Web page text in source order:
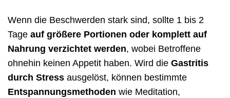
Wenn die Beschwerden stark sind, sollte 1 bis 2
Tage auf größere Portionen oder komplett auf
Nahrung verzichtet werden, wobei Betroffene
ohnehin keinen Appetit haben. Wird die Gastritis
durch Stress ausgelöst, können bestimmte
Entspannungsmethoden wie Meditation,